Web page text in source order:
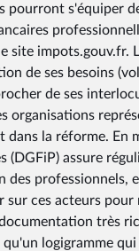
pourront s'équiper
site impots.gouv.fr.
de ses besoins
de ses
organisations
la réforme. En
(DGFiP) assure
professionnels,
ces acteurs
très
logigramme